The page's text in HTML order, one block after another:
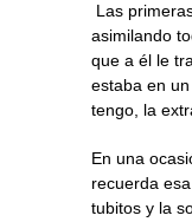
Las
asimilando
que a él le
estaba en
tengo, la
En una
recuerda
tubitos y la